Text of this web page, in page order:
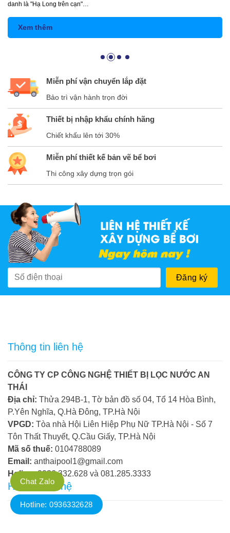
mặt Đại lộ…
Xem thêm
Miễn phí vận chuyển lắp đặt
Bảo trì vận hành trọn đời
Thiết bị nhập khẩu chính hãng
Chiết khấu lên tới 30%
Miễn phí thiết kế bản vẽ bể bơi
Thi công xây dựng trọn gói
Thông tin liên hệ
CÔNG TY CP CÔNG NGHỆ THIẾT BỊ LỌC NƯỚC AN
THÁI
Địa chỉ: Thửa 294B-1, Tờ bản đồ số 04, Tổ 14 Hòa Bình,
P.Yên Nghĩa, Q.Hà Đông, TP.Hà Nội
VPGD: Tòa nhà Hội Liên Hiệp Phụ Nữ TP.Hà Nội - Số 7
Tôn Thất Thuyết, Q.Cầu Giấy, TP.Hà Nội
Mã số thuế: 0104788089
Email: anthaipool1@gmail.com
Holine:0936.332.628 và 081.285.3333
Hotline liên hệ
Chat Zalo
Hotline: 0936332628